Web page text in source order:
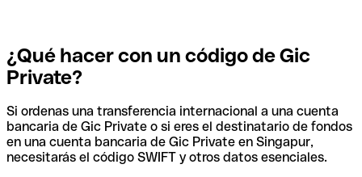
¿Qué hacer con un código de Gic
Private?
Si ordenas una transferencia internacional a una cuenta
bancaria de Gic Private o si eres el destinatario de fondos
en una cuenta bancaria de Gic Private en Singapur,
necesitarás el código SWIFT y otros datos esenciales.